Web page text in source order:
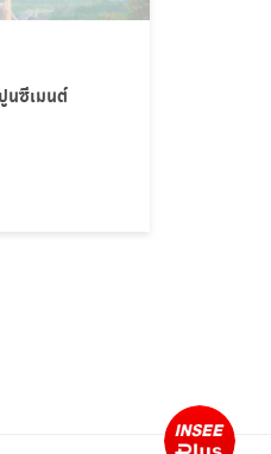
นซีเมนต์